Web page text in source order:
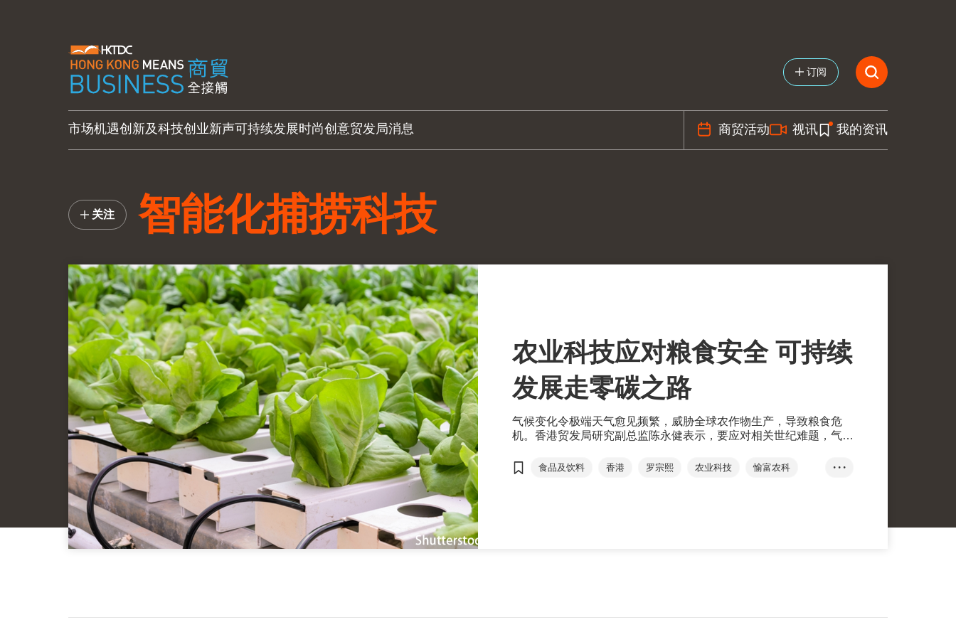
订阅
市场机遇创新及科技创业新声可持续发展时尚创意贸发局消息 商贸活动 视讯 我的资讯
智能化捕捞科技
关注
农业科技应对粮食安全 可持续
发展走零碳之路
气候变化令极端天气愈见频繁，威胁全球农作物生产，导致粮食危
机。香港贸发局研究副总监陈永健表示，要应对相关世纪难题，气候
食品及饮料 香港 罗宗熙 农业科技
愉富农科
• • •